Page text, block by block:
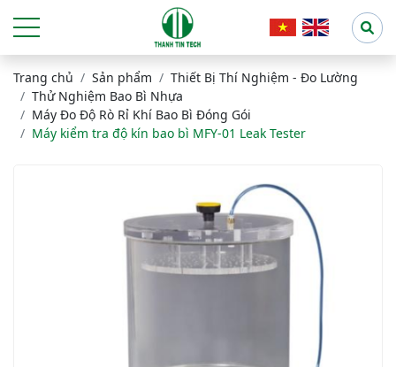
Trang chủ Sản phẩm
Thiết Bị Thí Nghiệm - Đo Lường
Thử Nghiệm Bao Bì Nhựa
Máy Đo Độ Rò Rỉ Khí Bao Bì Đóng Gói
Máy kiểm tra độ kín bao bì MFY-01 Leak Tester